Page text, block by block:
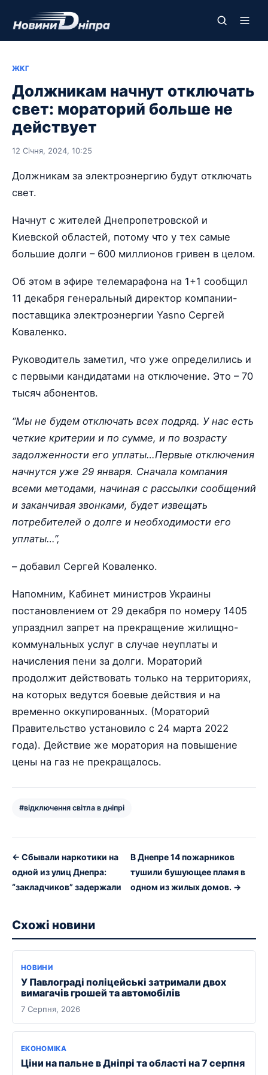
ЖКГ
Должникам начнут отключать
свет: мораторий больше не
действует
12 Січня, 2024, 10:25
Должникам за электроэнергию будут отключать
свет.
Начнут с жителей Днепропетровской и
Киевской областей, потому что у тех самые
большие долги – 600 миллионов гривен в целом.
Об этом в эфире телемарафона на 1+1 сообщил
11 декабря генеральный директор компании-
поставщика электроэнергии Yasno Сергей
Коваленко.
Руководитель заметил, что уже определились и
с первыми кандидатами на отключение. Это – 70
тысяч абонентов.
“Мы не будем отключать всех подряд. У нас есть
четкие критерии и по сумме, и по возрасту
задолженности его уплаты…Первые отключения
начнутся уже 29 января. Сначала компания
всеми методами, начиная с рассылки сообщений
и заканчивая звонками, будет извещать
потребителей о долге и необходимости его
уплаты…”,
– добавил Сергей Коваленко.
Напомним, Кабинет министров Украины
постановлением от 29 декабря по номеру 1405
упразднил запрет на прекращение жилищно-
коммунальных услуг в случае неуплаты и
начисления пени за долги. Мораторий
продолжит действовать только на территориях,
на которых ведутся боевые действия и на
временно оккупированных. (Мораторий
Правительство установило с 24 марта 2022
года). Действие же моратория на повышение
цены на газ не прекращалось.
#відключення світла в дніпрі
← Сбывали наркотики на
одной из улиц Днепра:
“закладчиков” задержали
В Днепре 14 пожарников
тушили бушующее пламя в
одном из жилых домов. →
Схожі новини
НОВИНИ
У Павлограді поліцейські затримали двох
вимагачів грошей та автомобілів
7 Серпня, 2026
ЕКОНОМІКА
Ціни на пальне в Дніпрі та області на 7 серпня